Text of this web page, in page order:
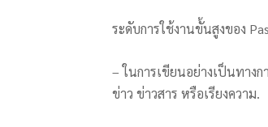
ระดับการใช้งานขั้นสูงของ
– ในการเขียนอย่างเป็นทาง
ข่าว ข่าวสาร หรือเรียงความ.